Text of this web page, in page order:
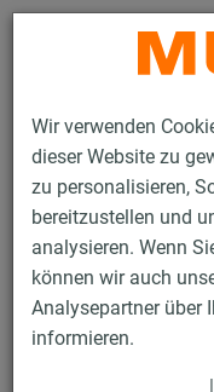
Wir verwenden
dieser Website zu
zu personalisieren,
bereitzustellen und
analysieren. Wenn
können wir auch
Analysepartner über
informieren.
|
Produkte
MPT-Tragprofilverbinder